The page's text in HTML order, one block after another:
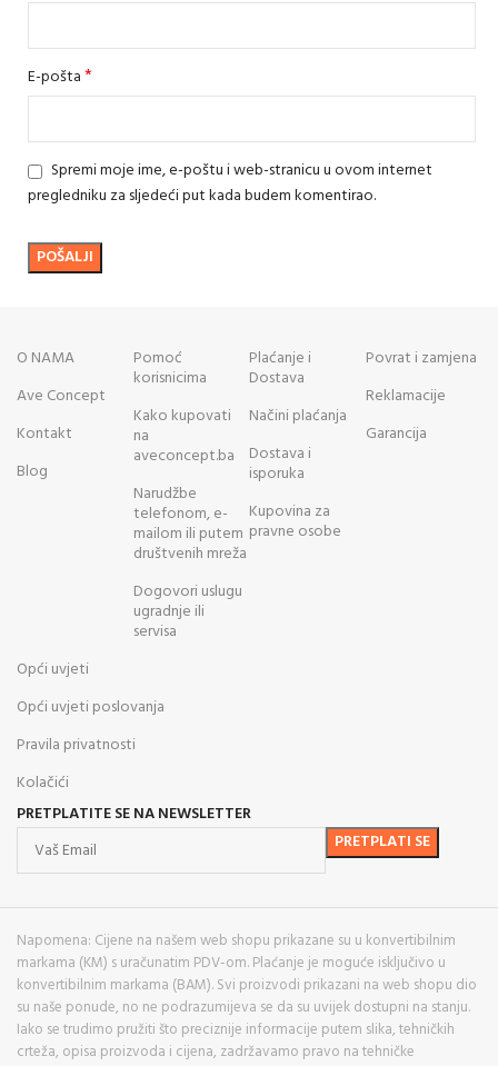
E-pošta*
Spremi moje ime, e-poštu i web-stranicu u ovom internet
pregledniku za sljedeći put kada budem komentirao.
O NAMA
Ave Concept
Kontakt
Blog
Pomoć
korisnicima
Kako kupovati
na
aveconcept.ba
Narudžbe
telefonom, e-
mailom ili putem
društvenih mreža
Dogovori uslugu
ugradnje ili
servisa
Plaćanje i
Dostava
Načini plaćanja
Dostava i
isporuka
Kupovina za
pravne osobe
Povrat i zamjena
Reklamacije
Garancija
Opći uvjeti
Opći uvjeti poslovanja
Pravila privatnosti
Kolačići
PRETPLATITE SE NA NEWSLETTER
Napomena: Cijene na našem web shopu prikazane su u konvertibilnim
markama (KM) s uračunatim PDV-om. Plaćanje je moguće isključivo u
konvertibilnim markama (BAM). Svi proizvodi prikazani na web shopu dio
su naše ponude, no ne podrazumijeva se da su uvijek dostupni na stanju.
Iako se trudimo pružiti što preciznije informacije putem slika, tehničkih
crteža, opisa proizvoda i cijena, zadržavamo pravo na tehničke